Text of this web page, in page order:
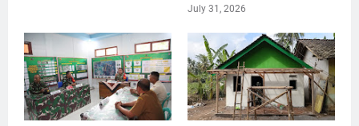
July 31, 2026